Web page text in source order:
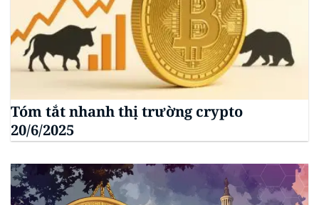
Tóm tắt nhanh thị trường crypto
20/6/2025